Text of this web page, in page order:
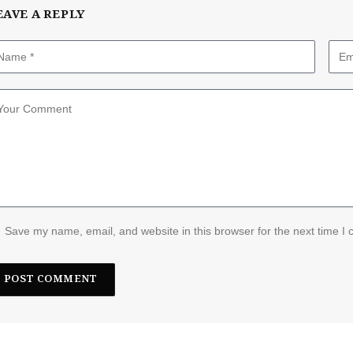
A REPLY
Save my name, email, and website in this browser for the next time I